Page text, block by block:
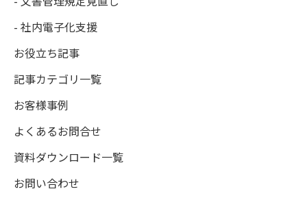
- 社内電子化支援
お役立ち記事
記事カテゴリ一覧
お客様事例
よくあるお問合せ
資料ダウンロード一覧
お問い合わせ